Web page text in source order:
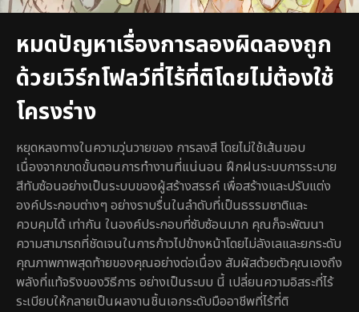
หมดปัญหาเรื่องการลองผิดลองถูก
ด้วยเวิร์กโฟลว์ที่ไร้ที่ติโดยไม่ต้องใช้
โครงร่าง
หยุดหลงทางในความวุ่นวายของ การลงสี โดยไม่ใช้เส้นขอบ
เนื่องจากขาดขั้นตอนการทำงานที่แน่นอน ฝึกฝนระบบการระบาย
สีทับซ้อนอย่างเป็นระบบของผู้สร้างสรรค์ เพื่อสร้างและปรับแต่ง
องค์ประกอบต่างๆ อย่างราบรื่นในลำดับที่เป็นธรรมชาติและ
ควบคุมได้ เท่ากัน ในองค์ประกอบที่ซับซ้อนมาก คุณก็จะพัฒนา
ความสามารถที่ชัดเจนในการก้าวไปข้างหน้าโดยไม่ลังเลและยกระดับ
คุณภาพภาพสุดท้ายของคุณอย่างต่อเนื่อง สัมผัสด้วยตัวคุณเองถึง
พลังที่แท้จริงของวิธีการ อย่างเป็นระบบ นี้ เปลี่ยนความอิสระที่ไร้
ระเบียบให้กลายเป็นผลงานชิ้นเอกระดับมืออาชีพที่ไร้ที่ติ